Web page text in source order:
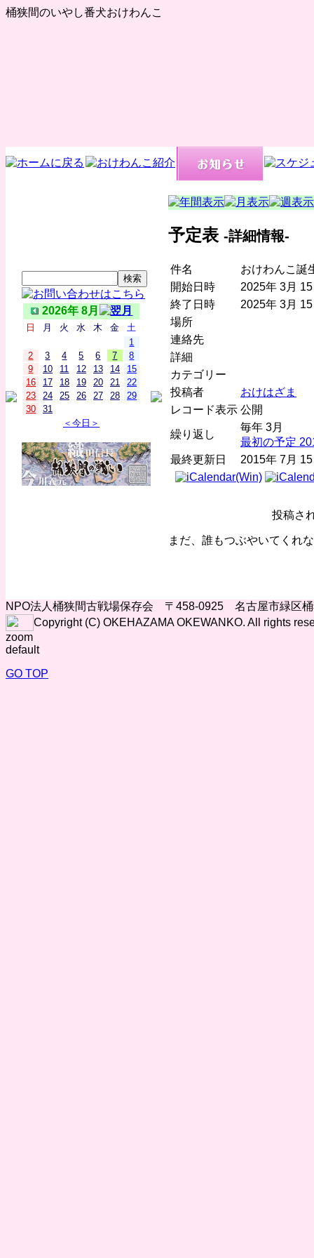
桶狭間のいやし番犬おけわんこ
2026年 8月
日 月 火 水 木 金
土
1
2
3 4 5 6 7
8
9
10 11 12 13 14
15
16
17 18 19 20 21
22
23
24 25 26 27 28
29
30
31
＜今日＞
予定表 -詳細情報-
件名
おけわんこ誕
開始日時
2025年 3月
終了日時
2025年 3月
場所
連絡先
詳細
カテゴリー
投稿者
おけはざま
レコード表示 公開
繰り返し
毎年 3月
最初の予定
最終更新日
2015年 7月
投稿さ
まだ、誰もつぶやいてくれ
NPO法人桶狭間古戦場保存会 〒458-0925 名古屋市緑区桶
Copyright (C) OKEHAZAMA OKEWANKO. All rights
zoom
default
GO TOP